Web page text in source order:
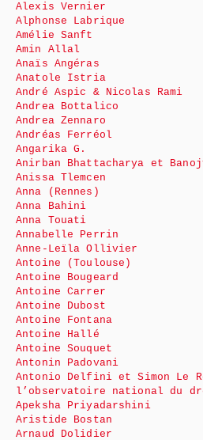
Alexis Vernier
Alphonse Labrique
Amélie Sanft
Amin Allal
Anaïs Angéras
Anatole Istria
André Aspic & Nicolas Rami
Andrea Bottalico
Andrea Zennaro
Andréas Ferréol
Angarika G.
Anirban Bhattacharya et
Anissa Tlemcen
Anna (Rennes)
Anna Bahini
Anna Touati
Annabelle Perrin
Anne-Leïla Ollivier
Antoine (Toulouse)
Antoine Bougeard
Antoine Carrer
Antoine Dubost
Antoine Fontana
Antoine Hallé
Antoine Souquet
Antonin Padovani
Antonio Delfini et Simon Le
l’observatoire national du
Apeksha Priyadarshini
Aristide Bostan
Arnaud Dolidier